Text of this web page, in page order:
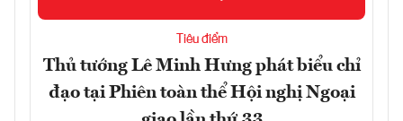
Tiêu điểm
Thủ tướng Lê Minh Hưng phát biểu chỉ
đạo tại Phiên toàn thể Hội nghị Ngoại